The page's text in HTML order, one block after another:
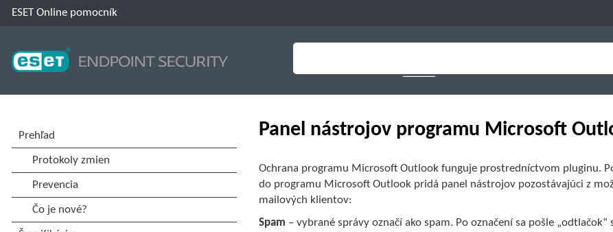
ESET Online pomocník
Panel nástrojov programu Microsoft
Ochrana programu Microsoft Outlook funguje prostredníctvom pluginu.
do programu Microsoft Outlook pridá panel nástrojov pozostávajúci z
mailových klientov:
Spam – vybrané správy označí ako spam. Po označení sa pošle